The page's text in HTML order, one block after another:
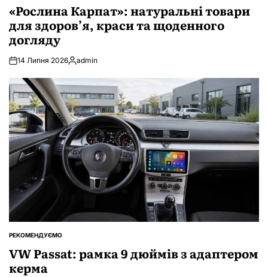
«Рослина Карпат»: натуральні товари
для здоров’я, краси та щоденного
догляду
14 Липня 2026Опубліковано
admin
ОПУБЛІКУВАТИ
РЕКОМЕНДУЄМО
VW Passat: рамка 9 дюймів з адаптером
керма